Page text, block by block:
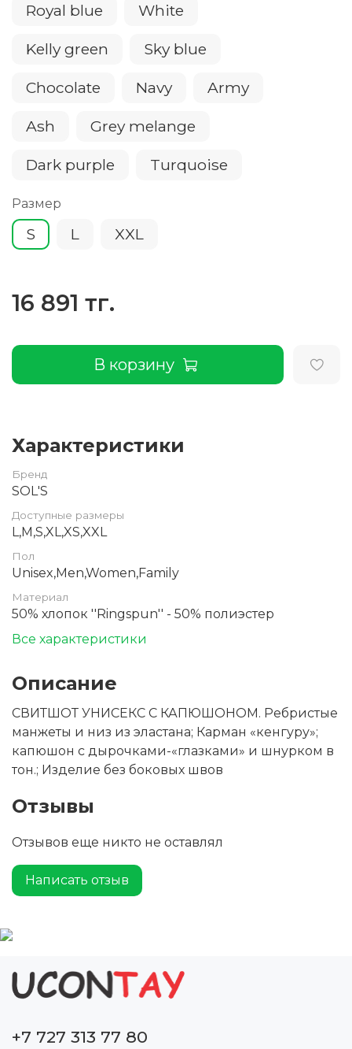
Royal blue White
Kelly green Sky blue
Chocolate Navy Army
Ash Grey melange
Dark purple Turquoise
Размер
S L XXL
16 891 тг.
В корзину
Характеристики
Бренд
SOL'S
Доступные размеры
L,M,S,XL,XS,XXL
Пол
Unisex,Men,Women,Family
Материал
50% хлопок ''Ringspun'' - 50% полиэстер
Все характеристики
Описание
СВИТШОТ УНИСЕКС С КАПЮШОНОМ. Ребристые
манжеты и низ из эластана; Карман «кенгуру»;
капюшон с дырочками-«глазками» и шнурком в
тон.; Изделие без боковых швов
Отзывы
Отзывов еще никто не оставлял
Написать отзыв
+7 727 313 77 80